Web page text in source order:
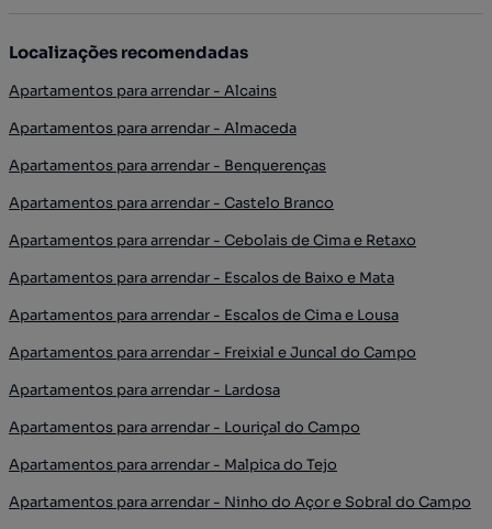
Localizações recomendadas
Apartamentos para arrendar - Alcains
Apartamentos para arrendar - Almaceda
Apartamentos para arrendar - Benquerenças
Apartamentos para arrendar - Castelo Branco
Apartamentos para arrendar - Cebolais de Cima e Retaxo
Apartamentos para arrendar - Escalos de Baixo e Mata
Apartamentos para arrendar - Escalos de Cima e Lousa
Apartamentos para arrendar - Freixial e Juncal do Campo
Apartamentos para arrendar - Lardosa
Apartamentos para arrendar - Louriçal do Campo
Apartamentos para arrendar - Malpica do Tejo
Apartamentos para arrendar - Ninho do Açor e Sobral do Campo